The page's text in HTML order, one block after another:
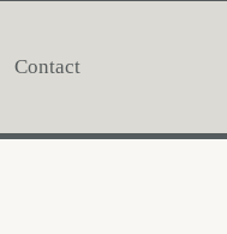
Contact